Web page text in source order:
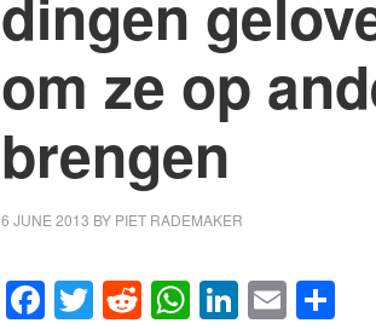
om ze op
brengen
6 JUNE 2013 BY PIET RADEMAKER
Facebook
Twitter
Reddit
WhatsApp